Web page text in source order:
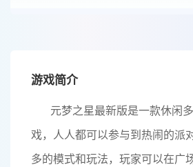
游戏简介
元梦之星最新版是一款休闲
戏，人人都可以参与到热闹的派
多的模式和玩法，玩家可以在广